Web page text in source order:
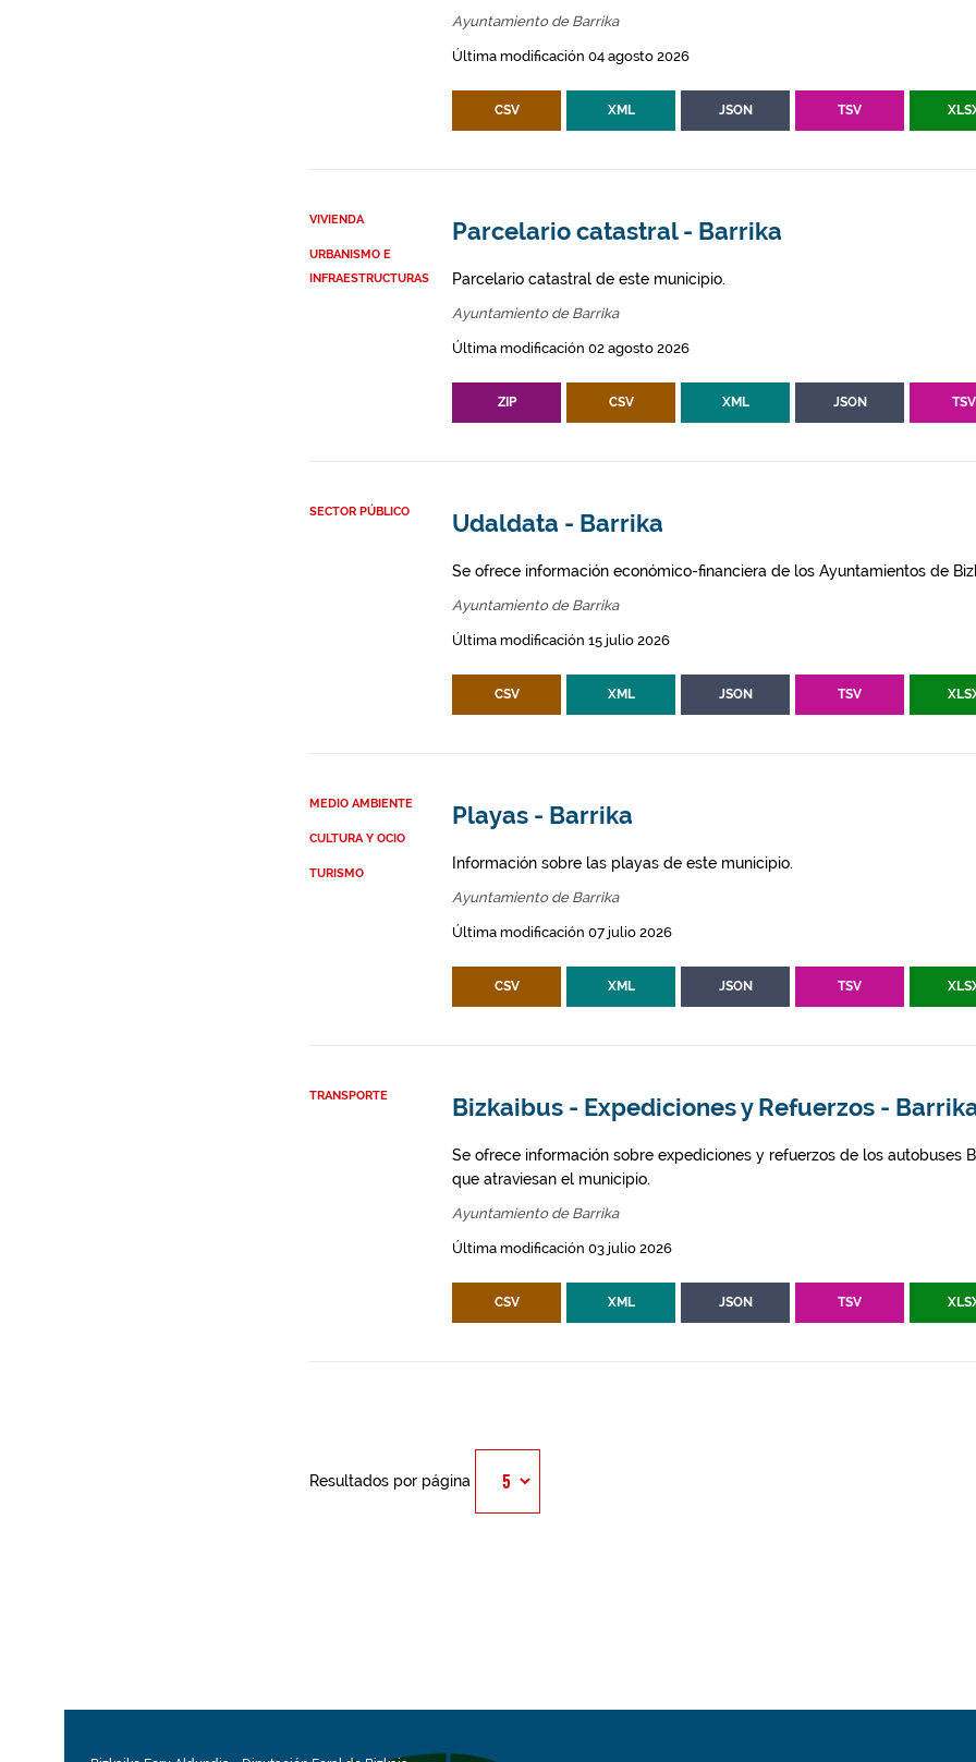
Ayuntamiento de Barrika
Última modificación 04 agosto 2026
CSV XML JSON TSV
VIVIENDA
URBANISMO E
INFRAESTRUCTURAS
Parcelario catastral - Barrika
Parcelario catastral de este municipio.
Ayuntamiento de Barrika
Última modificación 02 agosto 2026
ZIP CSV XML JSON TSV
SECTOR PÚBLICO Udaldata - Barrika
Se ofrece información económico-financiera de los Ayuntamientos de
Ayuntamiento de Barrika
Última modificación 15 julio 2026
CSV XML JSON TSV
MEDIO AMBIENTE
CULTURA Y OCIO
TURISMO
Playas - Barrika
Información sobre las playas de este municipio.
Ayuntamiento de Barrika
Última modificación 07 julio 2026
CSV XML JSON TSV
TRANSPORTE Bizkaibus - Expediciones y Refuerzos -
Se ofrece información sobre expediciones y refuerzos de los autobuses
que atraviesan el municipio.
Ayuntamiento de Barrika
Última modificación 03 julio 2026
CSV XML JSON TSV
Resultados por página